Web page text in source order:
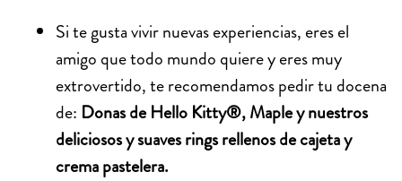
Si te gusta vivir nuevas experiencias, eres el
amigo que todo mundo quiere y eres muy
extrovertido, te recomendamos pedir tu docena
de: Donas de Hello Kitty®, Maple y nuestros
deliciosos y suaves rings rellenos de cajeta y
crema pastelera.